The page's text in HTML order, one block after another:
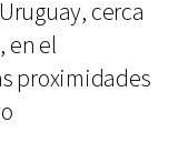
cerca
en el
proximidades